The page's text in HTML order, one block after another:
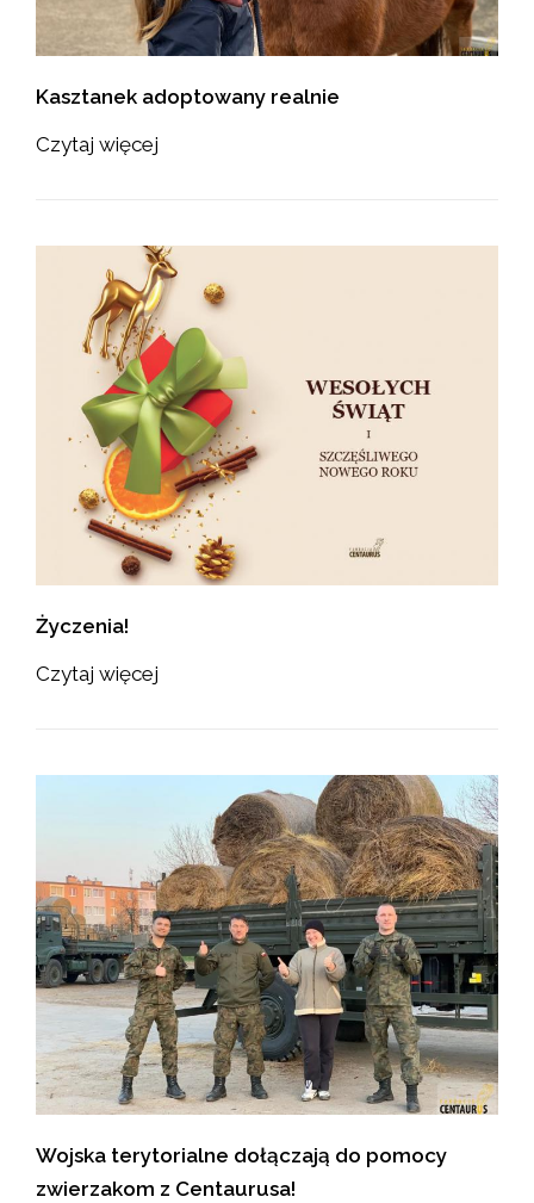
Kasztanek adoptowany realnie
Czytaj więcej
Życzenia!
Czytaj więcej
Wojska terytorialne dołączają do pomocy
zwierzakom z Centaurusa!